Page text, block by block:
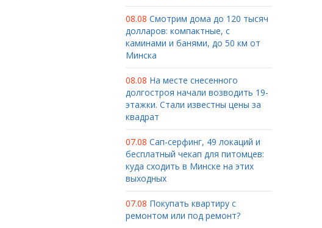
08.08 Смотрим дома до 120 тысяч
долларов: компактные, с
каминами и банями, до 50 км от
Минска
08.08 На месте снесенного
долгостроя начали возводить 19-
этажки. Стали известны цены за
квадрат
07.08 Сап-серфинг, 49 локаций и
бесплатный чекап для питомцев:
куда сходить в Минске на этих
выходных
07.08 Покупать квартиру с
ремонтом или под ремонт?